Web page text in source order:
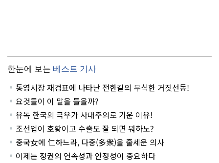
한눈에 보는 베스트 기사
통영시장 재검표에 나타난 전한길의 무식한 거짓선동!
요것들이 이 말을 들을까?
유독 한국의 극우가 사대주의로 기운 이유!
조선업이 호황이고 수출도 잘 되면 뭐하노?
중국女에 仁하느라, 다중(多衆)을 줄세운 의사
이제는 정권의 연속성과 안정성이 중요하다